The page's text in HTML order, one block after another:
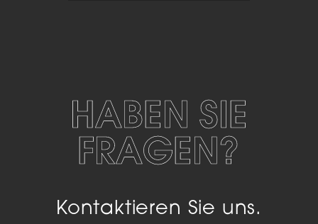
HABEN SIE
FRAGEN?
Kontaktieren Sie uns.